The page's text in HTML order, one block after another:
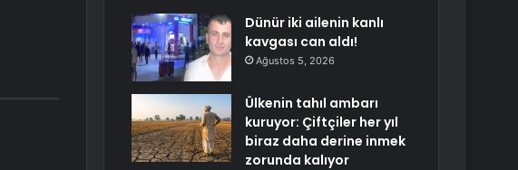
Dünür iki ailenin kanlı
kavgası can aldı!
Ağustos 5, 2026
Ülkenin tahıl ambarı
kuruyor: Çiftçiler her yıl
biraz daha derine inmek
zorunda kalıyor